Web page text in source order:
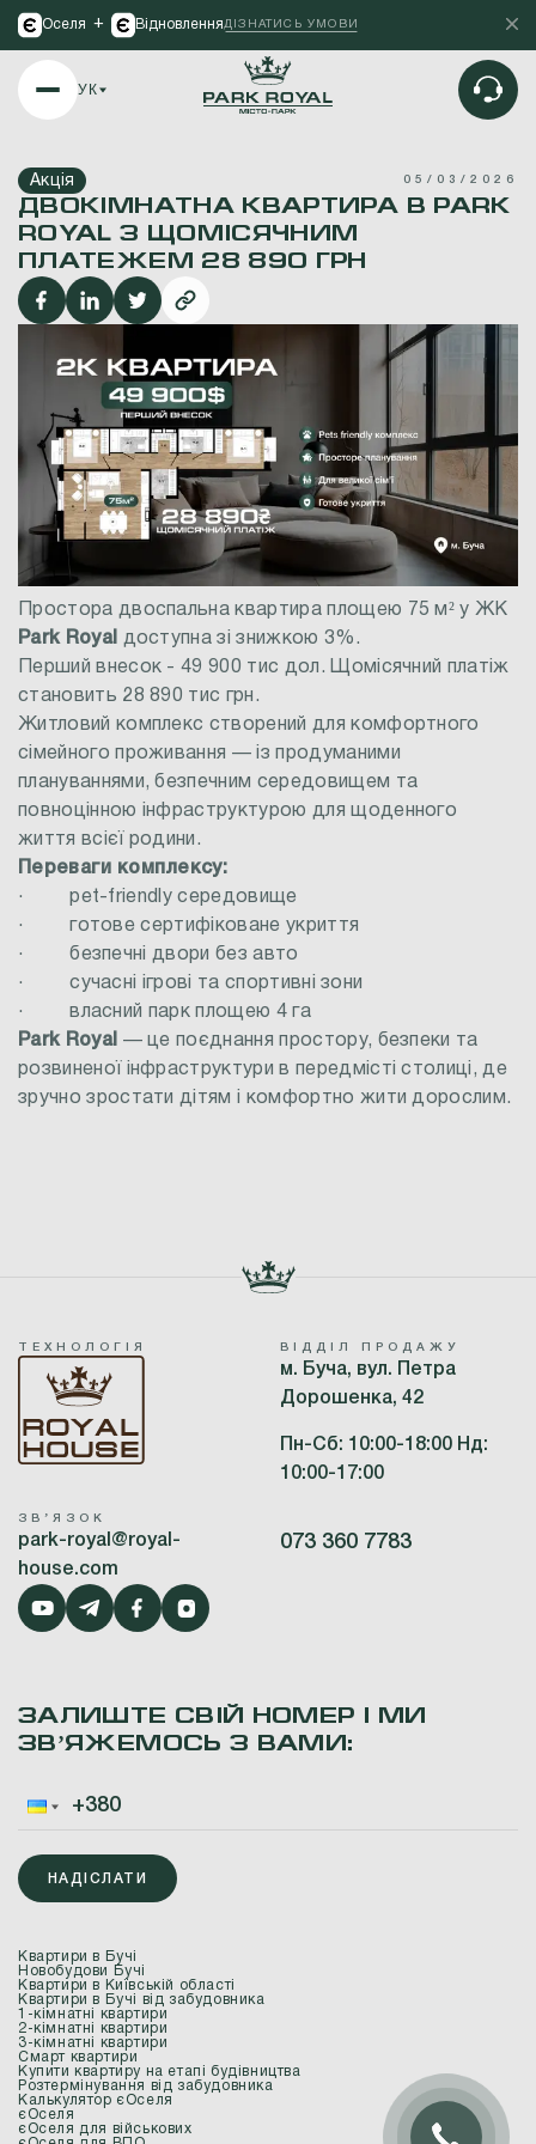
Оселя + Відновлення ДІЗНАТИСЬ УМОВИ
УК
Акція 05/03/2026
ДВОКІМНАТНА КВАРТИРА В PARK
ROYAL З ЩОМІСЯЧНИМ
ПЛАТЕЖЕМ 28 890 ГРН
Простора двоспальна квартира площею 75 м² у ЖК
Park Royal доступна зі знижкою 3%.
Перший внесок - 49 900 тис дол. Щомісячний платіж
становить 28 890 тис грн.
Житловий комплекс створений для комфортного
сімейного проживання — із продуманими
плануваннями, безпечним середовищем та
повноцінною інфраструктурою для щоденного
життя всієї родини.
Переваги комплексу:
· pet-friendly середовище
· готове сертифіковане укриття
· безпечні двори без авто
· сучасні ігрові та спортивні зони
· власний парк площею 4 га
Park Royal — це поєднання простору, безпеки та
розвиненої інфраструктури в передмісті столиці, де
зручно зростати дітям і комфортно жити дорослим.
ТЕХНОЛОГІЯ ВІДДІЛ ПРОДАЖУ
м. Буча, вул. Петра
Дорошенка, 42
Пн-Сб: 10:00-18:00 Нд:
10:00-17:00
ЗВʼЯЗОК
park-royal@royal-
house.com
073 360 7783
ЗАЛИШТЕ СВІЙ НОМЕР І МИ
ЗВʼЯЖЕМОСЬ З ВАМИ:
НАДІСЛАТИ
Квартири в Бучі
Новобудови Бучі
Квартири в Київській області
Квартири в Бучі від забудовника
1-кімнатні квартири
2-кімнатні квартири
3-кімнатні квартири
Смарт квартири
Купити квартиру на етапі будівництва
Розтермінування від забудовника
Калькулятор єОселя
єОселя
єОселя для військових